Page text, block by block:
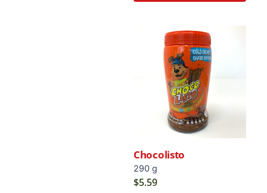
Chocolisto
290 g
$5.59